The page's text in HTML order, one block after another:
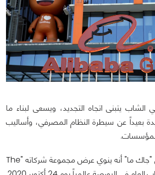
الشاب يتبنى اتجاه التجديد، ويسعى لبناء ما
بعيداً عن سيطرة النظام المصرفي، وأساليب
وفي تلك الليلية أعلن "جاك ما" أنه ينوي عرض مجموعة شركاته "The